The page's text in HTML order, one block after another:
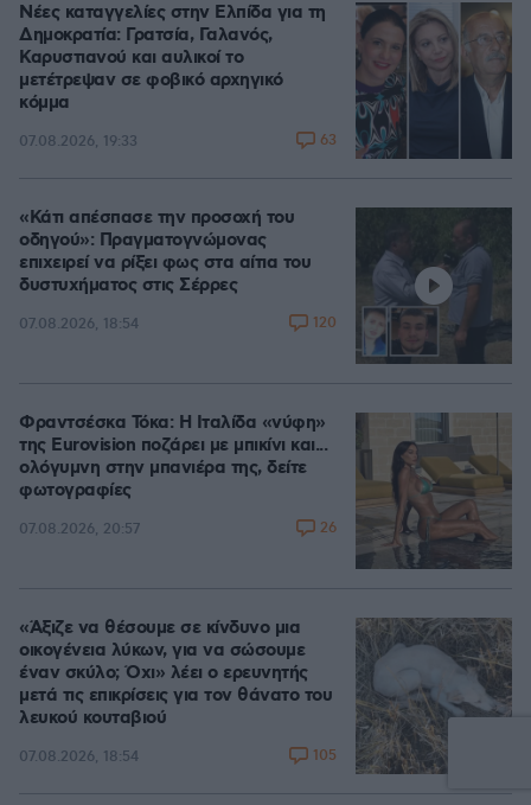
Νέες καταγγελίες στην Ελπίδα για τη
Δημοκρατία: Γρατσία, Γαλανός,
Καρυστιανού και αυλικοί το
μετέτρεψαν σε φοβικό αρχηγικό
κόμμα
07.08.2026, 19:33 63
«Κάτι απέσπασε την προσοχή του
οδηγού»: Πραγματογνώμονας
επιχειρεί να ρίξει φως στα αίτια του
δυστυχήματος στις Σέρρες
07.08.2026, 18:54 120
Φραντσέσκα Τόκα: Η Ιταλίδα «νύφη»
της Eurovision ποζάρει με μπικίνι και...
ολόγυμνη στην μπανιέρα της, δείτε
φωτογραφίες
07.08.2026, 20:57 26
«Άξιζε να θέσουμε σε κίνδυνο μια
οικογένεια λύκων, για να σώσουμε
έναν σκύλο; Όχι» λέει ο ερευνητής
μετά τις επικρίσεις για τον θάνατο του
λευκού κουταβιού
07.08.2026, 18:54 105